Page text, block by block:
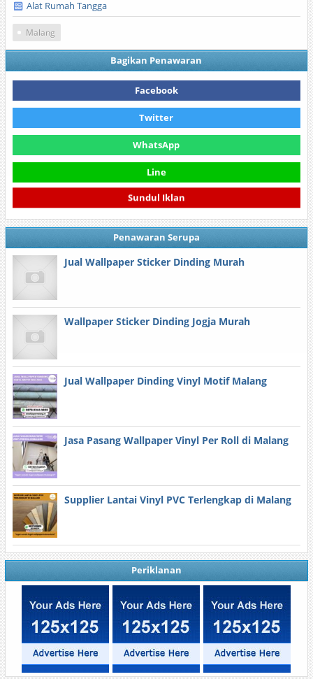
Alat Rumah Tangga
Malang
Bagikan Penawaran
Facebook
Twitter
WhatsApp
Line
Sundul Iklan
Penawaran Serupa
Jual Wallpaper Sticker Dinding Murah
Wallpaper Sticker Dinding Jogja Murah
Jual Wallpaper Dinding Vinyl Motif Malang
Jasa Pasang Wallpaper Vinyl Per Roll di Malang
Supplier Lantai Vinyl PVC Terlengkap di Malang
Periklanan